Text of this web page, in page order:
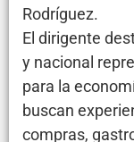
Rodríguez.
El dirigente
y nacional
para la
buscan
compras,